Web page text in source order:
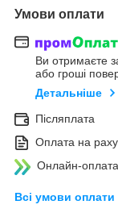
Умови оплати
Ви отримаєте
або гроші
Детальніше
Післяплата
Оплата на
Онлайн-
Всі умови оплати